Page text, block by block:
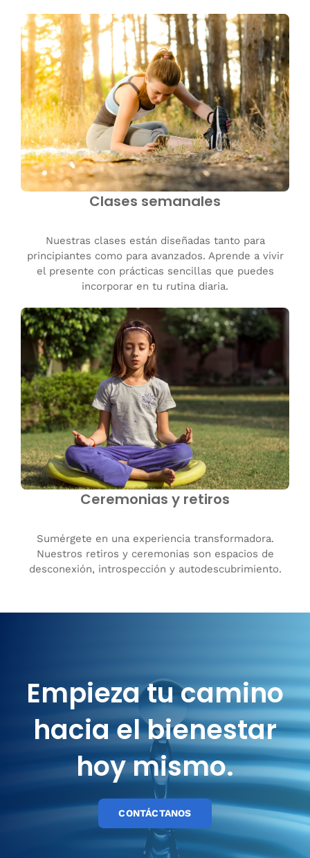
Clases semanales
Nuestras clases están diseñadas tanto para
principiantes como para avanzados. Aprende a vivir
el presente con prácticas sencillas que puedes
incorporar en tu rutina diaria.
Ceremonias y retiros
Sumérgete en una experiencia transformadora.
Nuestros retiros y ceremonias son espacios de
desconexión, introspección y autodescubrimiento.
Empieza tu camino
hacia el bienestar
hoy mismo.
CONTÁCTANOS